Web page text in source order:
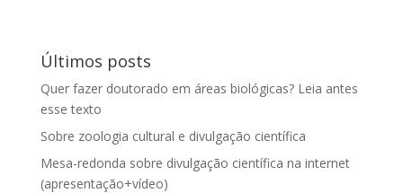
Últimos posts
Quer fazer doutorado em áreas biológicas? Leia antes
esse texto
Sobre zoologia cultural e divulgação científica
Mesa-redonda sobre divulgação científica na internet
(apresentação+vídeo)